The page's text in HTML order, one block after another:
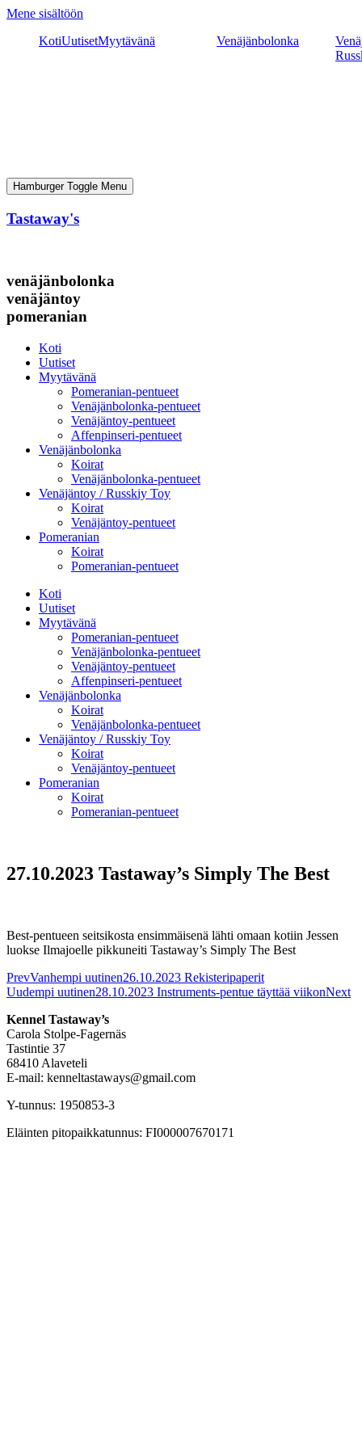
Mene sisältöön
KotiUutisetMyytävänä Venäjänbolonka
Hamburger Toggle Menu
Tastaway's
venäjänbolonka
venäjäntoy
pomeranian
Koti
Uutiset
Myytävänä
Pomeranian-pentueet
Venäjänbolonka-pentueet
Venäjäntoy-pentueet
Affenpinseri-pentueet
Venäjänbolonka
Koirat
Venäjänbolonka-pentueet
Venäjäntoy / Russkiy Toy
Koirat
Venäjäntoy-pentueet
Pomeranian
Koirat
Pomeranian-pentueet
Koti
Uutiset
Myytävänä
Pomeranian-pentueet
Venäjänbolonka-pentueet
Venäjäntoy-pentueet
Affenpinseri-pentueet
Venäjänbolonka
Koirat
Venäjänbolonka-pentueet
Venäjäntoy / Russkiy Toy
Koirat
Venäjäntoy-pentueet
Pomeranian
Koirat
Pomeranian-pentueet
27.10.2023 Tastaway’s Simply The Best
Best-pentueen seitsikosta ensimmäisenä lähti omaan kotiin Jessen
luokse Ilmajoelle pikkuneiti Tastaway’s Simply The Best
PrevVanhempi uutinen26.10.2023 Rekisteripaperit
Uudempi uutinen28.10.2023 Instruments-pentue täyttää viikonNext
Kennel Tastaway’s
Carola Stolpe-Fagernäs
Tastintie 37
68410 Alaveteli
E-mail: kenneltastaways@gmail.com
Y-tunnus: 1950853-3
Eläinten pitopaikkatunnus: FI000007670171